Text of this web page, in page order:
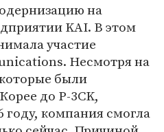
на
KAI. В этом
участие
Несмотря на
были
до P-3CK,
году, компания смогла